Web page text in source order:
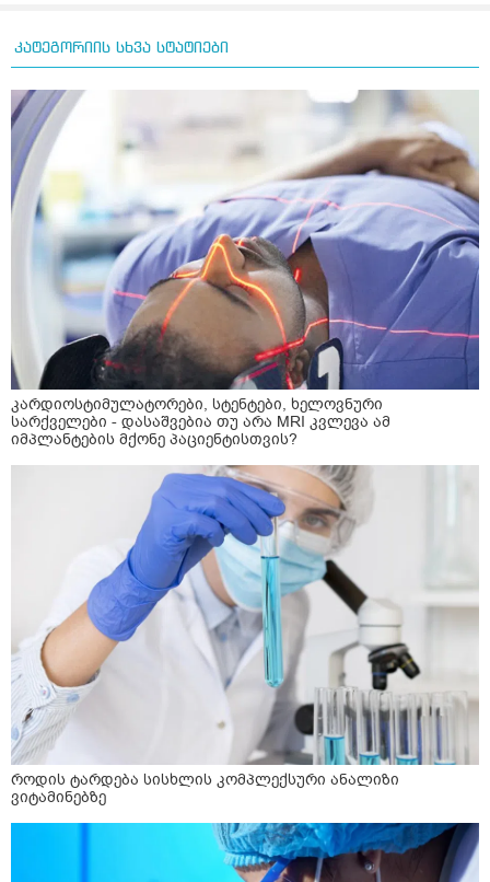
კატეგორიის სხვა სტატიები
კარდიოსტიმულატორები, სტენტები, ხელოვნური
სარქველები - დასაშვებია თუ არა MRI კვლევა ამ
იმპლანტების მქონე პაციენტისთვის?
როდის ტარდება სისხლის კომპლექსური ანალიზი
ვიტამინებზე